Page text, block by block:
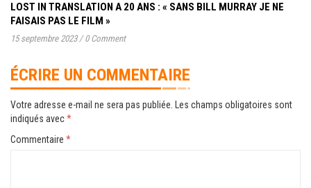
LOST IN TRANSLATION A 20 ANS : « SANS BILL MURRAY JE NE
FAISAIS PAS LE FILM »
15 septembre 2023 / 0 Comment
ÉCRIRE UN COMMENTAIRE
Votre adresse e-mail ne sera pas publiée. Les champs obligatoires sont
indiqués avec*
Commentaire *